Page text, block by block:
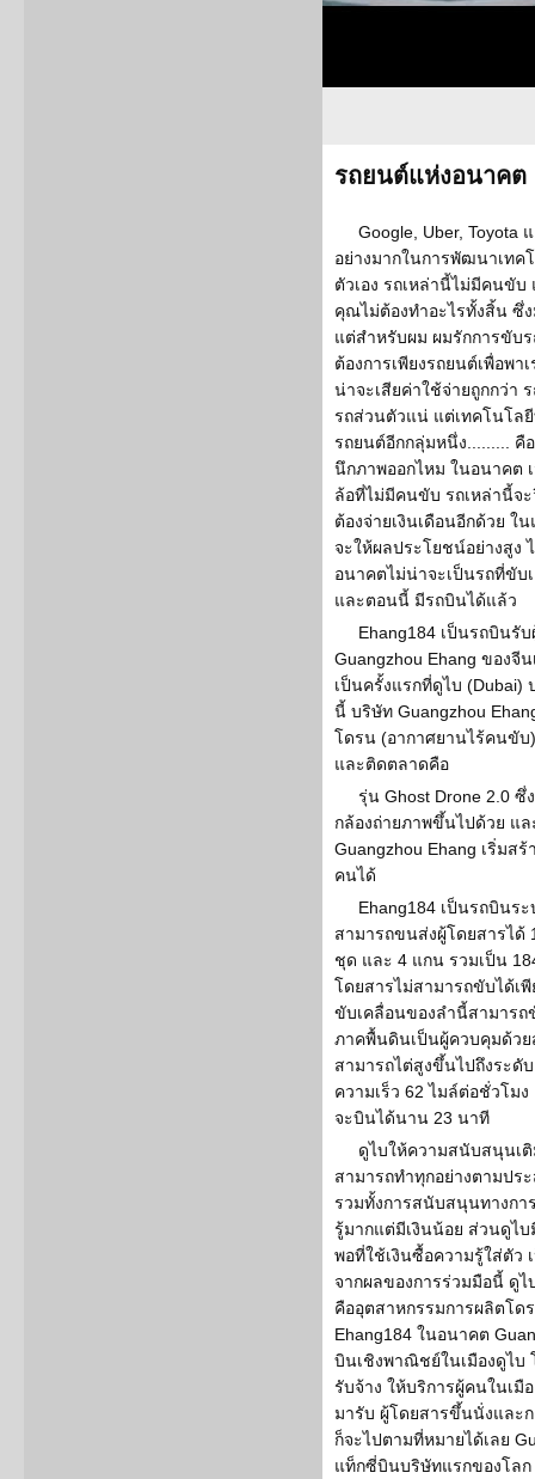
รถยนต์แห่งอนาคต
Google, Uber, Toyota
อย่างมากในการพัฒนาเทค
ตัวเอง รถเหล่านี้ไม่มีคนขั
คุณไม่ต้องทำอะไรทั้งสิ้น ซึ่ง
แต่สำหรับผม ผมรักการขับ
ต้องการเพียงรถยนต์เพื่อพ
น่าจะเสียค่าใช้จ่ายถูกกว่า
รถส่วนตัวแน่ แต่เทคโนโล
รถยนต์อีกกลุ่มหนึ่ง......... คื
นึกภาพออกไหม ในอนาคต
ล้อที่ไม่มีคนขับ รถเหล่านี้จ
ต้องจ่ายเงินเดือนอีกด้วย
จะให้ผลประโยชน์อย่างสูง
อนาคตไม่น่าจะเป็นรถที่ขับ
และตอนนี้ มีรถบินได้แล้ว
Ehang184 เป็นรถบินรั
Guangzhou Ehang ของจี
เป็นครั้งแรกที่ดูไบ (Dubai)
นี้ บริษัท Guangzhou
โดรน (อากาศยานไร้คนขั
และติดตลาดคือ
รุ่น Ghost Drone 2.0
กล้องถ่ายภาพขึ้นไปด้วย แ
Guangzhou Ehang เริ่มส
คนได้
Ehang184 เป็นรถบินร
สามารถขนส่งผู้โดยสารได้
ชุด และ 4 แกน รวมเป็น
โดยสารไม่สามารถขับได้เ
ขับเคลื่อนของลำนี้สามารถ
ภาคพื้นดินเป็นผู้ควบคุมด้ว
สามารถไต่สูงขึ้นไปถึงระดั
ความเร็ว 62 ไมล์ต่อชั่วโม
จะบินได้นาน 23 นาที
ดูไบให้ความสนับสนุนเ
สามารถทำทุกอย่างตามปร
รวมทั้งการสนับสนุนทางกา
รู้มากแต่มีเงินน้อย ส่วนดูไ
พอที่ใช้เงินซื้อความรู้ใส่ตัว
จากผลของการร่วมมือนี้ ดู
คืออุตสาหกรรมการผลิตโด
Ehang184 ในอนาคต
บินเชิงพาณิชย์ในเมืองดูไบ
รับจ้าง ให้บริการผู้คนในเมื
มารับ ผู้โดยสารขึ้นนั่งและ
ก็จะไปตามที่หมายได้เลย
แท็กซี่บินบริษัทแรกของโลก